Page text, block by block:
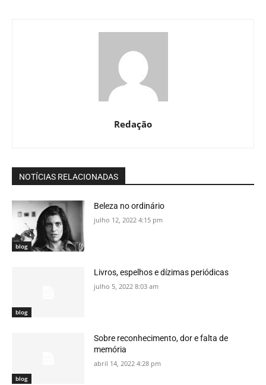
Redação
NOTÍCIAS RELACIONADAS
blog
Beleza no ordinário
julho 12, 2022 4:15 pm
blog
Livros, espelhos e dízimas periódicas
julho 5, 2022 8:03 am
blog
Sobre reconhecimento, dor e falta de
memória
abril 14, 2022 4:28 pm